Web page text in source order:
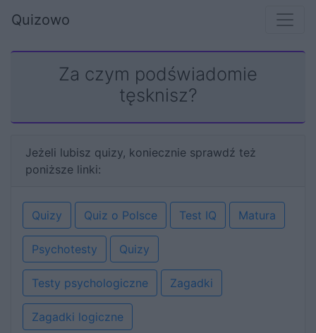
Quizowo
Za czym podświadomie
tęsknisz?
Jeżeli lubisz quizy, koniecznie sprawdź też
poniższe linki:
Quizy Quiz o Polsce Test IQ Matura
Psychotesty Quizy
Testy psychologiczne Zagadki
Zagadki logiczne